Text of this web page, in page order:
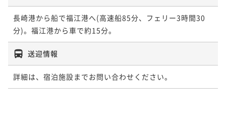
長崎港から船で福江港へ(高速船85分、フェリー3時間30
分)。福江港から車で約15分。
送迎情報
詳細は、宿泊施設までお問い合わせください。